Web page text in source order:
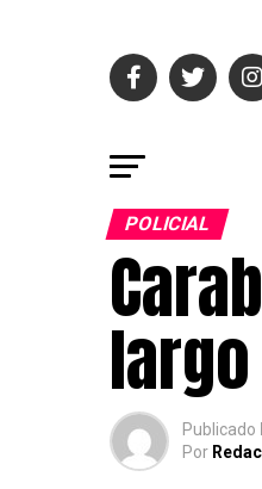
POLICIAL
Publicado
Por